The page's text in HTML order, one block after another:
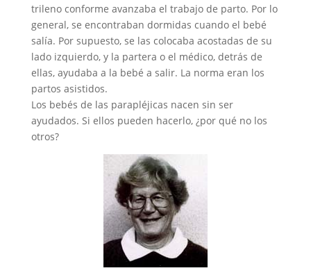
trileno conforme avanzaba el trabajo de parto. Por lo
general, se encontraban dormidas cuando el bebé
salía. Por supuesto, se las colocaba acostadas de su
lado izquierdo, y la partera o el médico, detrás de
ellas, ayudaba a la bebé a salir. La norma eran los
partos asistidos.
Los bebés de las parapléjicas nacen sin ser
ayudados. Si ellos pueden hacerlo, ¿por qué no los
otros?